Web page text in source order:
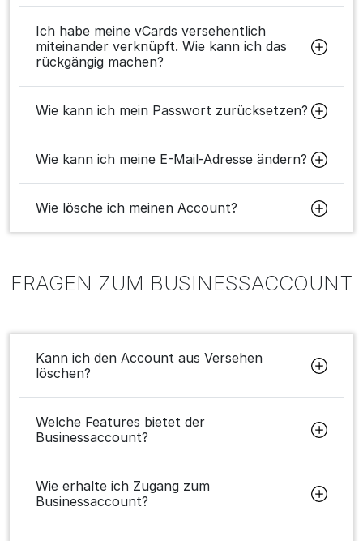
Ich habe meine vCards versehentlich
miteinander verknüpft. Wie kann ich das
rückgängig machen?
Wie kann ich mein Passwort zurücksetzen?
Wie kann ich meine E-Mail-Adresse ändern?
Wie lösche ich meinen Account?
FRAGEN ZUM BUSINESSACCOUNT
Kann ich den Account aus Versehen
löschen?
Welche Features bietet der
Businessaccount?
Wie erhalte ich Zugang zum
Businessaccount?